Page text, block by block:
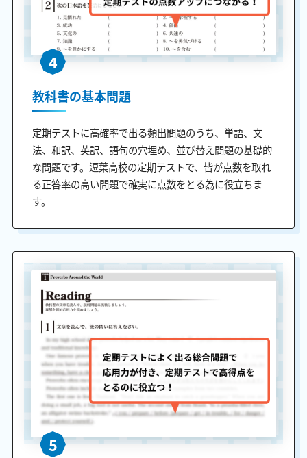
4
教科書の基本問題
定期テストに高確率で出る頻出問題のうち、単語、文
法、和訳、英訳、語句の穴埋め、並び替え問題の基礎的
な問題です。逗葉高校の定期テストで、皆が点数を取れ
る正答率の高い問題で確実に点数をとる為に役立ちま
す。
5